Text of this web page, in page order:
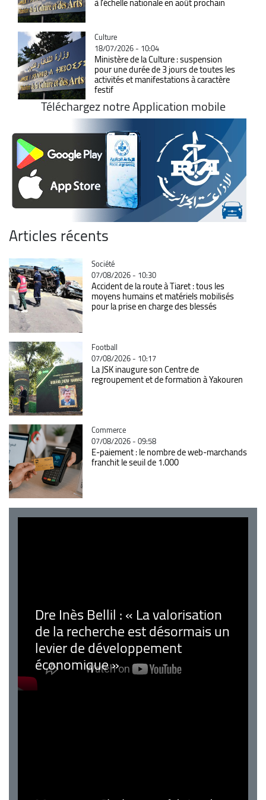
Catégorie
Culture
18/07/2026 - 10:04
Ministère de la Culture : suspension
pour une durée de 3 jours de toutes les
activités et manifestations à caractère
festif
Téléchargez notre Application mobile
Articles récents
Catégorie
Société
07/08/2026 - 10:30
Accident de la route à Tiaret : tous les
moyens humains et matériels mobilisés
pour la prise en charge des blessés
Catégorie
Football
07/08/2026 - 10:17
La JSK inaugure son Centre de
regroupement et de formation à Yakouren
Catégorie
Commerce
07/08/2026 - 09:58
E-paiement : le nombre de web-marchands
franchit le seuil de 1.000
Dre Inès Bellil : « La valorisation
de la recherche est désormais un
levier de développement
économique »